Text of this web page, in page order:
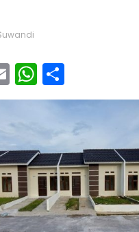
EmailWhatsApp
Share